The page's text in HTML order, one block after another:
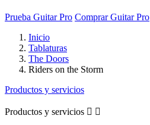
Prueba Guitar Pro Comprar Guitar Pro
Inicio
Tablaturas
The Doors
Riders on the Storm
Productos y servicios
Productos y servicios  